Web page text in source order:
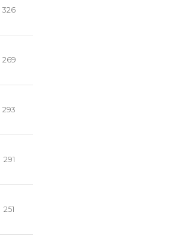
326
269
293
291
251